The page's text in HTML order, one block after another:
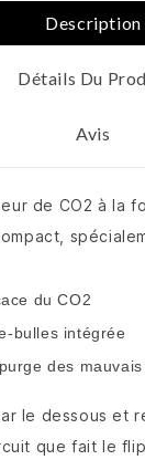
Description
Détails Du
Avis
de CO2 à la
du CO2
bulles intégrée
des
le dessous et
que fait le